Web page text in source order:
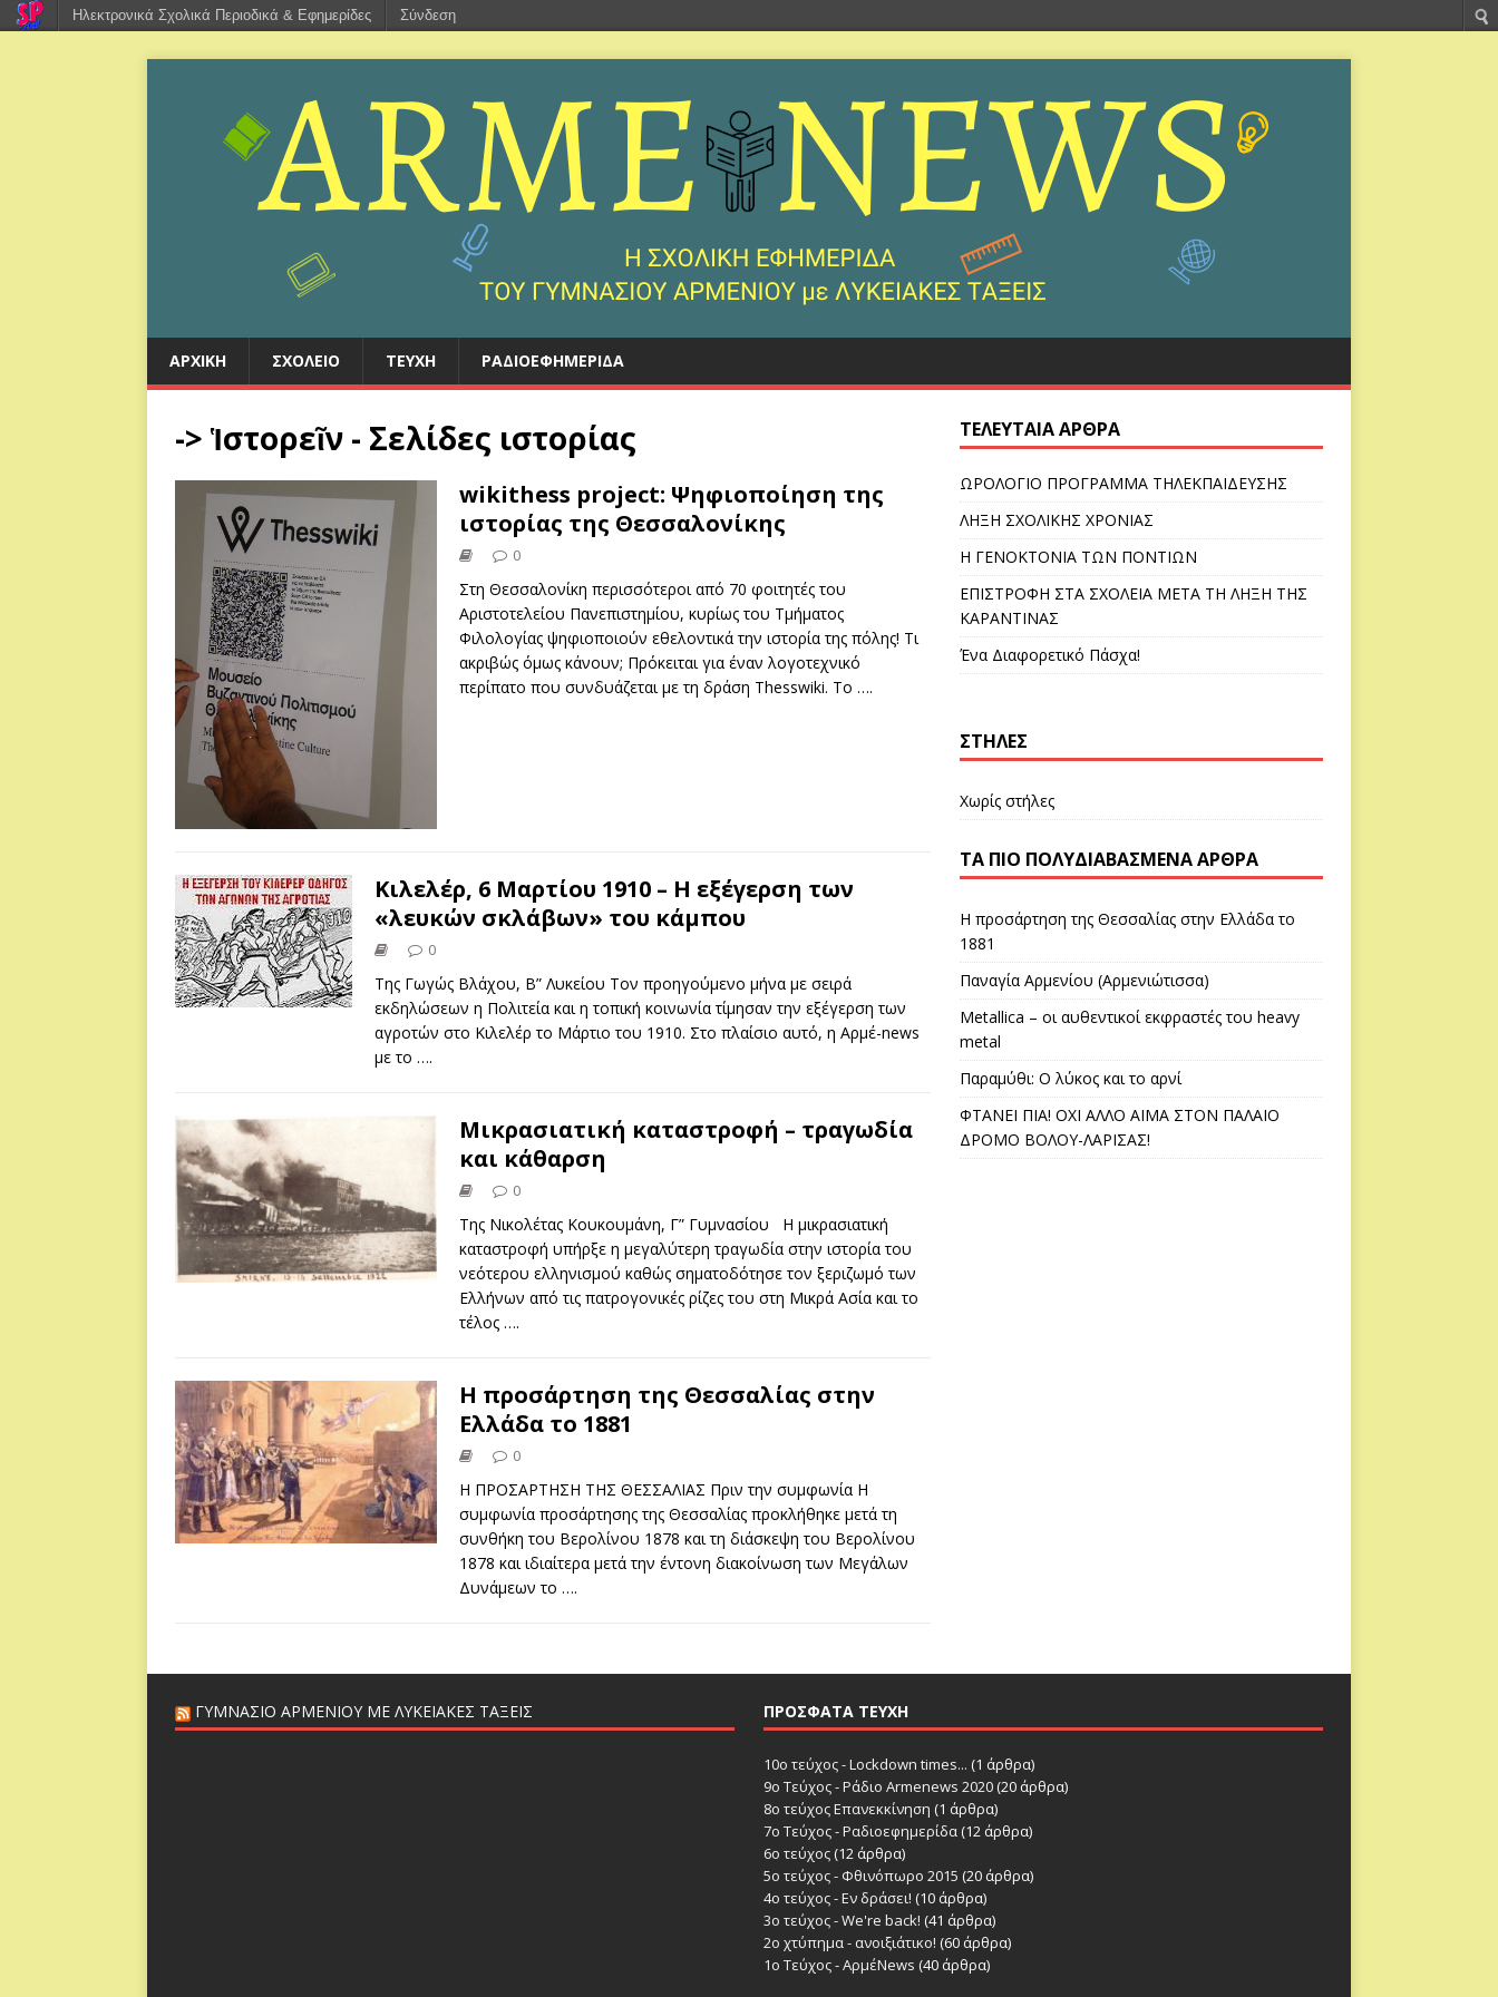
ΑΡΧΙΚΉ ΣΧΟΛΕΊΟ ΤΕΎΧΗ ΡΑΔΙΟΕΦΗΜΕΡΊΔΑ
-> Ἱστορεῖν - Σελίδες ιστορίας
wikithess project: Ψηφιοποίηση της
ιστορίας της Θεσσαλονίκης
0
Στη Θεσσαλονίκη περισσότεροι από 70 φοιτητές του
Αριστοτελείου Πανεπιστημίου, κυρίως του Τμήματος
Φιλολογίας ψηφιοποιούν εθελοντικά την ιστορία της πόλης! Τι
ακριβώς όμως κάνουν; Πρόκειται για έναν λογοτεχνικό
περίπατο που συνδυάζεται με τη δράση Thesswiki. To ….
Κιλελέρ, 6 Μαρτίου 1910 – Η εξέγερση των
«λευκών σκλάβων» του κάμπου
0
Της Γωγώς Βλάχου, Β” Λυκείου Τον προηγούμενο μήνα με σειρά
εκδηλώσεων η Πολιτεία και η τοπική κοινωνία τίμησαν την εξέγερση των
αγροτών στο Κιλελέρ το Μάρτιο του 1910. Στο πλαίσιο αυτό, η Αρμέ-news
με το ….
Μικρασιατική καταστροφή – τραγωδία
και κάθαρση
0
Της Νικολέτας Κουκουμάνη, Γ” Γυμνασίου Η μικρασιατική
καταστροφή υπήρξε η μεγαλύτερη τραγωδία στην ιστορία του
νεότερου ελληνισμού καθώς σηματοδότησε τον ξεριζωμό των
Ελλήνων από τις πατρογονικές ρίζες του στη Μικρά Ασία και το
τέλος ….
Η προσάρτηση της Θεσσαλίας στην
Ελλάδα το 1881
0
Η ΠΡΟΣΑΡΤΗΣΗ ΤΗΣ ΘΕΣΣΑΛΙΑΣ Πριν την συμφωνία Η
συμφωνία προσάρτησης της Θεσσαλίας προκλήθηκε μετά τη
συνθήκη του Βερολίνου 1878 και τη διάσκεψη του Βερολίνου
1878 και ιδιαίτερα μετά την έντονη διακοίνωση των Μεγάλων
Δυνάμεων το ….
ΤΕΛΕΥΤΑΊΑ ΆΡΘΡΑ
ΩΡΟΛΟΓΙΟ ΠΡΟΓΡΑΜΜΑ ΤΗΛΕΚΠΑΙΔΕΥΣΗΣ
ΛΗΞΗ ΣΧΟΛΙΚΗΣ ΧΡΟΝΙΑΣ
Η ΓΕΝΟΚΤΟΝΙΑ ΤΩΝ ΠΟΝΤΙΩΝ
ΕΠΙΣΤΡΟΦΗ ΣΤΑ ΣΧΟΛΕΙΑ ΜΕΤΑ ΤΗ ΛΗΞΗ ΤΗΣ
ΚΑΡΑΝΤΙΝΑΣ
Ένα Διαφορετικό Πάσχα!
ΣΤΉΛΕΣ
Χωρίς στήλες
ΤΑ ΠΙΟ ΠΟΛΥΔΙΑΒΑΣΜΈΝΑ ΆΡΘΡΑ
Η προσάρτηση της Θεσσαλίας στην Ελλάδα το
1881
Παναγία Αρμενίου (Αρμενιώτισσα)
Metallica – οι αυθεντικοί εκφραστές του heavy
metal
Παραμύθι: Ο λύκος και το αρνί
ΦΤΑΝΕΙ ΠΙΑ! ΟΧΙ ΑΛΛΟ ΑΙΜΑ ΣΤΟΝ ΠΑΛΑΙΟ
ΔΡΟΜΟ ΒΟΛΟΥ-ΛΑΡΙΣΑΣ!
ΓΥΜΝΆΣΙΟ ΑΡΜΕΝΊΟΥ ΜΕ ΛΥΚΕΙΑΚΈΣ ΤΆΞΕΙΣ ΠΡΌΣΦΑΤΑ ΤΕΎΧΗ
10ο τεύχος - Lockdown times... (1 άρθρα)
9ο Τεύχος - Ράδιο Armenews 2020(20 άρθρα)
8ο τεύχος Επανεκκίνηση (1 άρθρα)
7ο Τεύχος - Ραδιοεφημερίδα(12 άρθρα)
6o τεύχος(12 άρθρα)
5ο τεύχος - Φθινόπωρο 2015 (20 άρθρα)
4ο τεύχος - Εν δράσει! (10 άρθρα)
3ο τεύχος - We're back! (41 άρθρα)
2ο χτύπημα - ανοιξιάτικο! (60 άρθρα)
1ο Τεύχος - ΑρμέNews (40 άρθρα)
Ηλεκτρονικά Σχολικά Περιοδικά & Εφημερίδες Σύνδεση